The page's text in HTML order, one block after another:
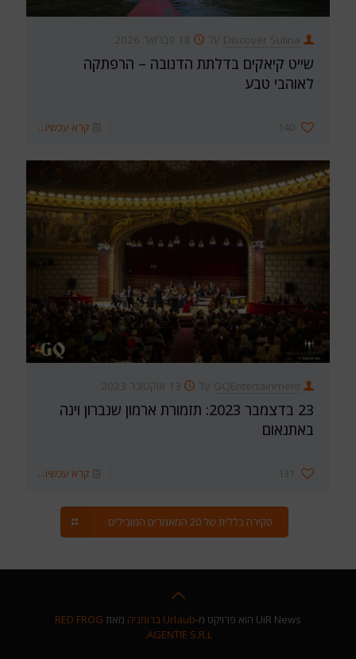
Discover Sulina עַל 18 פברואר 2026
שייט קיאקים בדלתת הדנובה – הרפתקה
לאוהבי טבע
140 קרא עכשיו...
GQEntertainment עַל 13 אוקטובר 2023
23 בדצמבר 2023: תזמורת ארמון שנברון וינה
באתנאום
131 קרא עכשיו...
סקירה כללית של 20 המאמרים המובילים
UiR News הוא פרויקט מ- Urlaub ברומניה מאת RED FROG
AGENTIE S.R.L.